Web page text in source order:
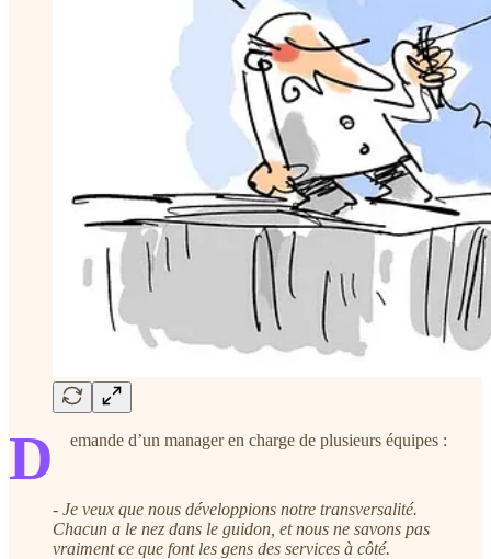
D emande d’un manager en charge de plusieurs équipes :
- Je veux que nous développions notre transversalité.
Chacun a le nez dans le guidon, et nous ne savons pas
vraiment ce que font les gens des services à côté.